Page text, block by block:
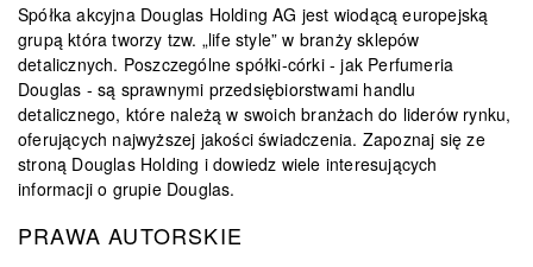
Spółka akcyjna Douglas Holding AG jest wiodącą europejską
grupą która tworzy tzw. „life style” w branży sklepów
detalicznych. Poszczególne spółki-córki - jak Perfumeria
Douglas - są sprawnymi przedsiębiorstwami handlu
detalicznego, które należą w swoich branżach do liderów rynku,
oferujących najwyższej jakości świadczenia. Zapoznaj się ze
stroną Douglas Holding i dowiedz wiele interesujących
informacji o grupie Douglas.
PRAWA AUTORSKIE